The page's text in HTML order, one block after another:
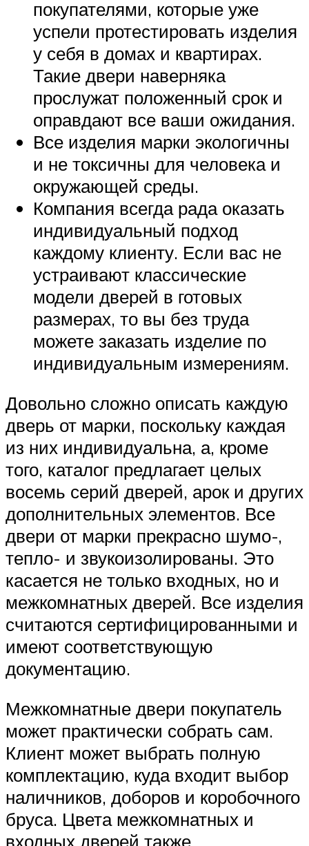
покупателями, которые уже
успели протестировать изделия
у себя в домах и квартирах.
Такие двери наверняка
прослужат положенный срок и
оправдают все ваши ожидания.
Все изделия марки экологичны
и не токсичны для человека и
окружающей среды.
Компания всегда рада оказать
индивидуальный подход
каждому клиенту. Если вас не
устраивают классические
модели дверей в готовых
размерах, то вы без труда
можете заказать изделие по
индивидуальным измерениям.
Довольно сложно описать каждую
дверь от марки, поскольку каждая
из них индивидуальна, а, кроме
того, каталог предлагает целых
восемь серий дверей, арок и других
дополнительных элементов. Все
двери от марки прекрасно шумо-,
тепло- и звукоизолированы. Это
касается не только входных, но и
межкомнатных дверей. Все изделия
считаются сертифицированными и
имеют соответствующую
документацию.
Межкомнатные двери покупатель
может практически собрать сам.
Клиент может выбрать полную
комплектацию, куда входит выбор
наличников, доборов и коробочного
бруса. Цвета межкомнатных и
входных дверей также